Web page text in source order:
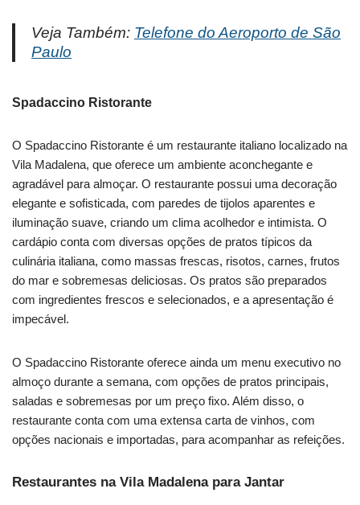
Veja Também: Telefone do Aeroporto de São
Paulo
Spadaccino Ristorante
O Spadaccino Ristorante é um restaurante italiano localizado na
Vila Madalena, que oferece um ambiente aconchegante e
agradável para almoçar. O restaurante possui uma decoração
elegante e sofisticada, com paredes de tijolos aparentes e
iluminação suave, criando um clima acolhedor e intimista. O
cardápio conta com diversas opções de pratos típicos da
culinária italiana, como massas frescas, risotos, carnes, frutos
do mar e sobremesas deliciosas. Os pratos são preparados
com ingredientes frescos e selecionados, e a apresentação é
impecável.
O Spadaccino Ristorante oferece ainda um menu executivo no
almoço durante a semana, com opções de pratos principais,
saladas e sobremesas por um preço fixo. Além disso, o
restaurante conta com uma extensa carta de vinhos, com
opções nacionais e importadas, para acompanhar as refeições.
Restaurantes na Vila Madalena para Jantar